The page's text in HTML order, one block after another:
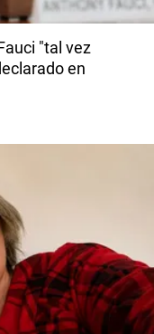
"tal vez
en